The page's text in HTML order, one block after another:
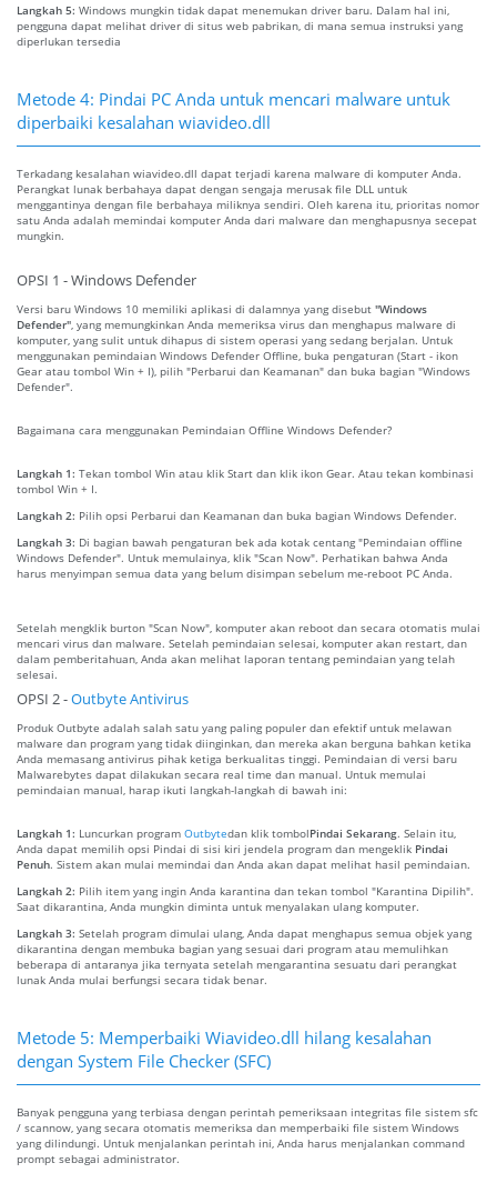
Langkah 5: Windows mungkin tidak dapat menemukan driver baru. Dalam hal ini,
pengguna dapat melihat driver di situs web pabrikan, di mana semua instruksi yang
diperlukan tersedia
Metode 4: Pindai PC Anda untuk mencari malware untuk
diperbaiki kesalahan wiavideo.dll
Terkadang kesalahan wiavideo.dll dapat terjadi karena malware di komputer Anda.
Perangkat lunak berbahaya dapat dengan sengaja merusak file DLL untuk
menggantinya dengan file berbahaya miliknya sendiri. Oleh karena itu, prioritas nomor
satu Anda adalah memindai komputer Anda dari malware dan menghapusnya secepat
mungkin.
OPSI 1 - Windows Defender
Versi baru Windows 10 memiliki aplikasi di dalamnya yang disebut "Windows
Defender" , yang memungkinkan Anda memeriksa virus dan menghapus malware di
komputer, yang sulit untuk dihapus di sistem operasi yang sedang berjalan. Untuk
menggunakan pemindaian Windows Defender Offline, buka pengaturan (Start - ikon
Gear atau tombol Win + I), pilih "Perbarui dan Keamanan" dan buka bagian "Windows
Defender".
Bagaimana cara menggunakan Pemindaian Offline Windows Defender?
Langkah 1: Tekan tombol Win atau klik Start dan klik ikon Gear. Atau tekan kombinasi
tombol Win + I.
Langkah 2: Pilih opsi Perbarui dan Keamanan dan buka bagian Windows Defender.
Langkah 3: Di bagian bawah pengaturan bek ada kotak centang "Pemindaian offline
Windows Defender". Untuk memulainya, klik "Scan Now". Perhatikan bahwa Anda
harus menyimpan semua data yang belum disimpan sebelum me-reboot PC Anda.
Setelah mengklik burton "Scan Now", komputer akan reboot dan secara otomatis mulai
mencari virus dan malware. Setelah pemindaian selesai, komputer akan restart, dan
dalam pemberitahuan, Anda akan melihat laporan tentang pemindaian yang telah
selesai.
OPSI 2 -Outbyte Antivirus
Produk Outbyte adalah salah satu yang paling populer dan efektif untuk melawan
malware dan program yang tidak diinginkan, dan mereka akan berguna bahkan ketika
Anda memasang antivirus pihak ketiga berkualitas tinggi. Pemindaian di versi baru
Malwarebytes dapat dilakukan secara real time dan manual. Untuk memulai
pemindaian manual, harap ikuti langkah-langkah di bawah ini:
Langkah 1: Luncurkan program Outbytedan klik tombolPindai Sekarang. Selain itu,
Anda dapat memilih opsi Pindai di sisi kiri jendela program dan mengeklik Pindai
Penuh. Sistem akan mulai memindai dan Anda akan dapat melihat hasil pemindaian.
Langkah 2: Pilih item yang ingin Anda karantina dan tekan tombol "Karantina Dipilih".
Saat dikarantina, Anda mungkin diminta untuk menyalakan ulang komputer.
Langkah 3: Setelah program dimulai ulang, Anda dapat menghapus semua objek yang
dikarantina dengan membuka bagian yang sesuai dari program atau memulihkan
beberapa di antaranya jika ternyata setelah mengarantina sesuatu dari perangkat
lunak Anda mulai berfungsi secara tidak benar.
Metode 5: Memperbaiki Wiavideo.dll hilang kesalahan
dengan System File Checker (SFC)
Banyak pengguna yang terbiasa dengan perintah pemeriksaan integritas file sistem sfc
/ scannow, yang secara otomatis memeriksa dan memperbaiki file sistem Windows
yang dilindungi. Untuk menjalankan perintah ini, Anda harus menjalankan command
prompt sebagai administrator.